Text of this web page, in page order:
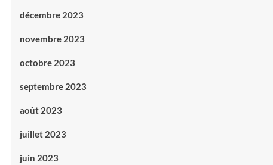
décembre 2023
novembre 2023
octobre 2023
septembre 2023
août 2023
juillet 2023
juin 2023